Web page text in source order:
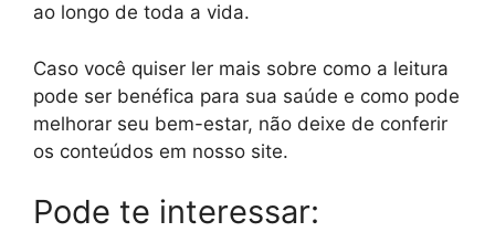
ao longo de toda a vida.
Caso você quiser ler mais sobre como a leitura
pode ser benéfica para sua saúde e como pode
melhorar seu bem-estar, não deixe de conferir
os conteúdos em nosso site.
Pode te interessar: